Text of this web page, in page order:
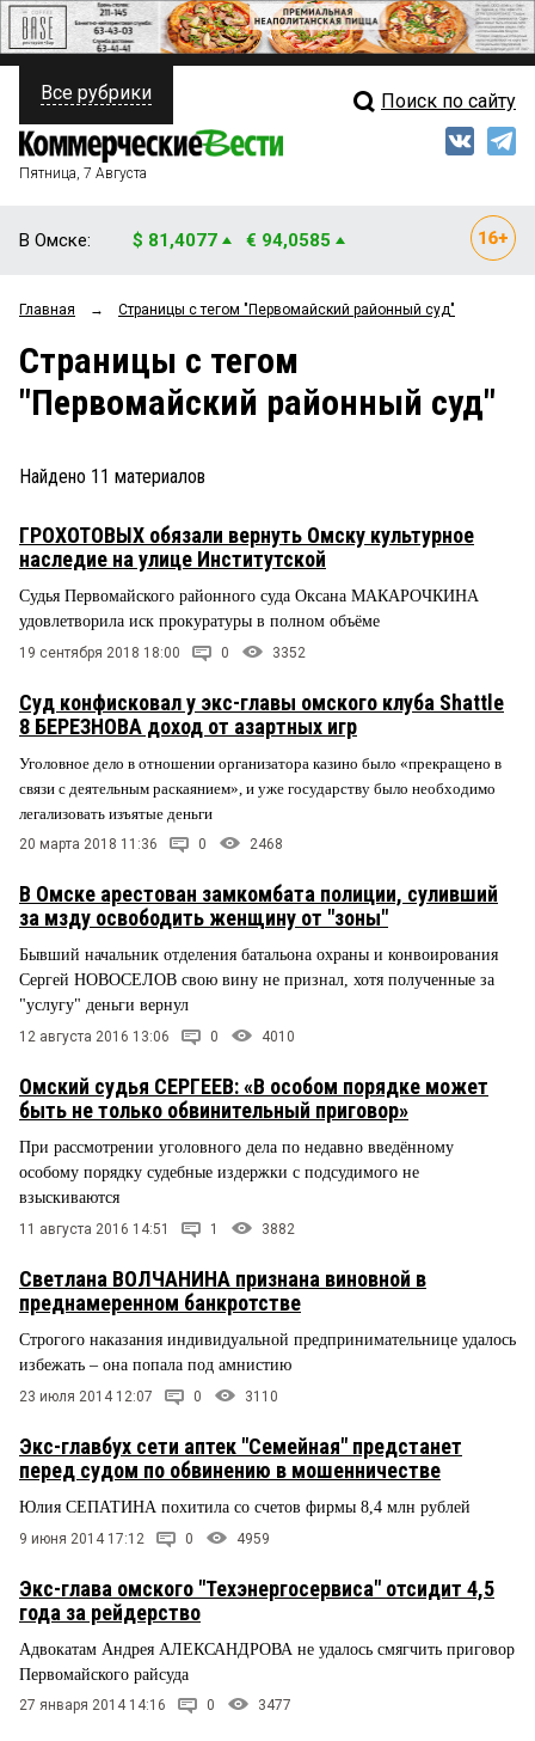
ПОЛИТИКА
ФИНАНСЫ
ОБЩЕСТВО
ЗАКОН
НОВОСТИ КОМПАНИЙ
ПРОИСШЕСТВИЯ
СТИЛЬ ЖИЗНИ
Свежий выпуск
Мнения
Блоги
Все рубрики Поиск по сайту
Пятница, 7 Августа
В Омске: $ 81,4077 € 94,0585
Главная → Страницы c тегом "Первомайский районный суд"
Страницы c тегом
"Первомайский районный суд"
Найдено 11 материалов
ГРОХОТОВЫХ обязали вернуть Омску культурное
наследие на улице Институтской
Судья Первомайского районного суда Оксана МАКАРОЧКИНА
удовлетворила иск прокуратуры в полном объёме
19 сентября 2018 18:00 0 3352
Суд конфисковал у экс-главы омского клуба Shattle
8 БЕРЕЗНОВА доход от азартных игр
Уголовное дело в отношении организатора казино было «прекращено в
связи с деятельным раскаянием», и уже государству было необходимо
легализовать изъятые деньги
20 марта 2018 11:36 0 2468
В Омске арестован замкомбата полиции, суливший
за мзду освободить женщину от "зоны"
Бывший начальник отделения батальона охраны и конвоирования
Сергей НОВОСЕЛОВ свою вину не признал, хотя полученные за
"услугу" деньги вернул
12 августа 2016 13:06 0 4010
Омский судья СЕРГЕЕВ: «В особом порядке может
быть не только обвинительный приговор»
При рассмотрении уголовного дела по недавно введённому
особому порядку судебные издержки с подсудимого не
взыскиваются
11 августа 2016 14:51 1 3882
Светлана ВОЛЧАНИНА признана виновной в
преднамеренном банкротстве
Строгого наказания индивидуальной предпринимательнице удалось
избежать – она попала под амнистию
23 июля 2014 12:07 0 3110
Экс-главбух сети аптек "Семейная" предстанет
перед судом по обвинению в мошенничестве
Юлия СЕПАТИНА похитила со счетов фирмы 8,4 млн рублей
9 июня 2014 17:12 0 4959
Экс-глава омского "Техэнергосервиса" отсидит 4,5
года за рейдерство
Адвокатам Андрея АЛЕКСАНДРОВА не удалось смягчить приговор
Первомайского райсуда
27 января 2014 14:16 0 3477